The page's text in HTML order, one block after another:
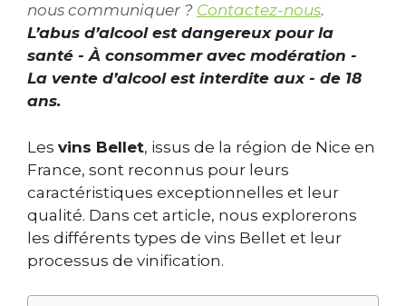
nous communiquer ? Contactez-nous.
L’abus d’alcool est dangereux pour la
santé - À consommer avec modération -
La vente d’alcool est interdite aux - de 18
ans.
Les vins Bellet, issus de la région de Nice en
France, sont reconnus pour leurs
caractéristiques exceptionnelles et leur
qualité. Dans cet article, nous explorerons
les différents types de vins Bellet et leur
processus de vinification.